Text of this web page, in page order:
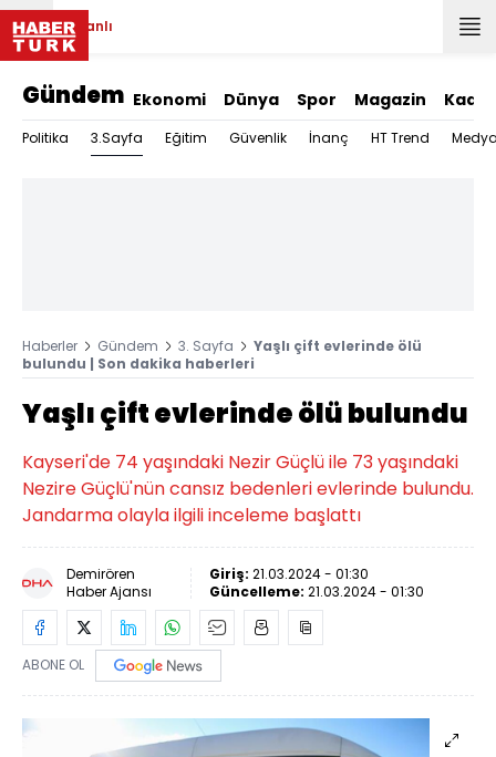
Canlı
Gündem Ekonomi Dünya Spor Magazin Kadın
Politika 3.Sayfa Eğitim Güvenlik İnanç HT Trend
Haberler Gündem 3. Sayfa
Yaşlı çift evlerinde ölü
bulundu | Son dakika haberleri
Yaşlı çift evlerinde ölü bulundu
Kayseri'de 74 yaşındaki Nezir Güçlü ile 73 yaşındaki
Nezire Güçlü'nün cansız bedenleri evlerinde bulundu.
Jandarma olayla ilgili inceleme başlattı
Demirören
Haber Ajansı
Giriş: 21.03.2024 - 01:30
Güncelleme: 21.03.2024 - 01:30
ABONE OL